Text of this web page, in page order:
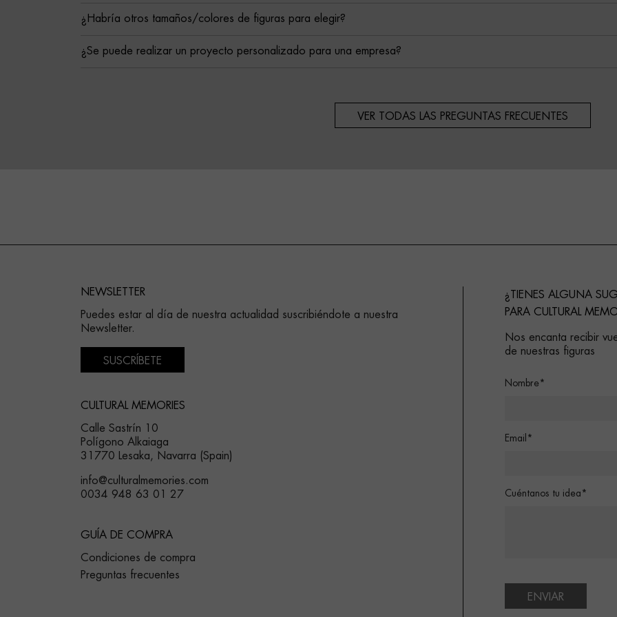
¿Habría otros tamaños/colores de figuras para elegir?
¿Se puede realizar un proyecto personalizado para una empresa?
VER TODAS LAS PREGUNTAS FRECUENTES
NEWSLETTER
Puedes estar al día de nuestra actualidad suscribiéndote a nuestra
Newsletter.
SUSCRÍBETE
CULTURAL MEMORIES
Calle Sastrín 10
Polígono Alkaiaga
31770 Lesaka, Navarra (Spain)
info@culturalmemories.com
0034 948 63 01 27
GUÍA DE COMPRA
Condiciones de compra
Preguntas frecuentes
¿TIENES ALGUNA
PARA CULTURAL
Nos encanta recibir
de nuestras figuras
Nombre*
Email*
Cuéntanos tu idea*
ENVIAR